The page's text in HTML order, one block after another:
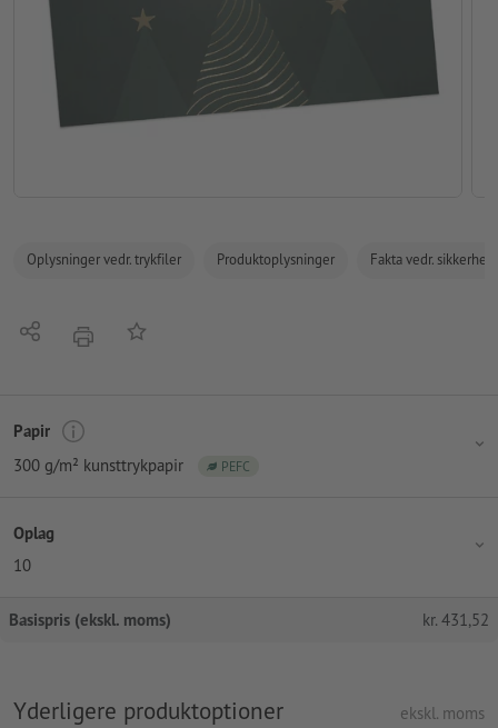
Oplysninger vedr. trykfiler Produktoplysninger Fakta vedr.
Del tryk Tilføj til huskelisten
Papir
300 g/m² kunsttrykpapir
PEFC
Oplag
10
Basispris (ekskl. moms) kr. 431,52
Yderligere produktoptioner ekskl. moms